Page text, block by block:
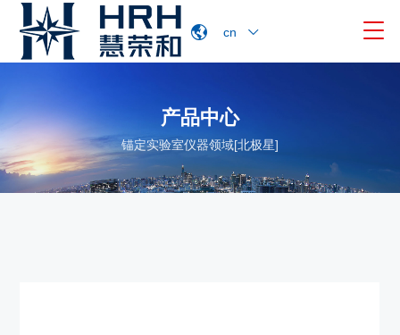
cn 
产品中心
锚定实验室仪器领域[北极星]